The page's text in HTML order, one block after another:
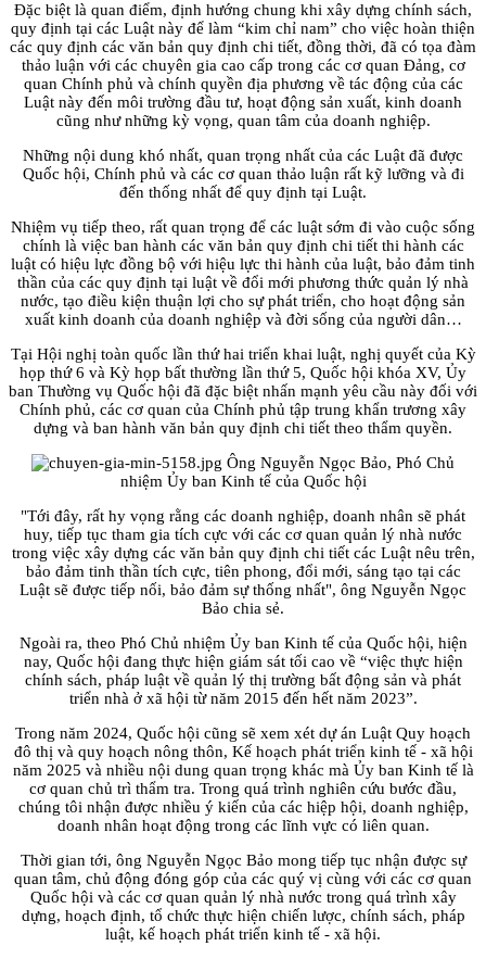
Đặc biệt là quan điểm, định hướng chung khi xây dựng chính sách,
quy định tại các Luật này để làm “kim chỉ nam” cho việc hoàn thiện
các quy định các văn bản quy định chi tiết, đồng thời, đã có tọa đàm
thảo luận với các chuyên gia cao cấp trong các cơ quan Đảng, cơ
quan Chính phủ và chính quyền địa phương về tác động của các
Luật này đến môi trường đầu tư, hoạt động sản xuất, kinh doanh
cũng như những kỳ vọng, quan tâm của doanh nghiệp.
Những nội dung khó nhất, quan trọng nhất của các Luật đã được
Quốc hội, Chính phủ và các cơ quan thảo luận rất kỹ lưỡng và đi
đến thống nhất để quy định tại Luật.
Nhiệm vụ tiếp theo, rất quan trọng để các luật sớm đi vào cuộc sống
chính là việc ban hành các văn bản quy định chi tiết thi hành các
luật có hiệu lực đồng bộ với hiệu lực thi hành của luật, bảo đảm tinh
thần của các quy định tại luật về đổi mới phương thức quản lý nhà
nước, tạo điều kiện thuận lợi cho sự phát triển, cho hoạt động sản
xuất kinh doanh của doanh nghiệp và đời sống của người dân…
Tại Hội nghị toàn quốc lần thứ hai triển khai luật, nghị quyết của Kỳ
họp thứ 6 và Kỳ họp bất thường lần thứ 5, Quốc hội khóa XV, Ủy
ban Thường vụ Quốc hội đã đặc biệt nhấn mạnh yêu cầu này đối với
Chính phủ, các cơ quan của Chính phủ tập trung khẩn trương xây
dựng và ban hành văn bản quy định chi tiết theo thẩm quyền.
Ông Nguyễn Ngọc Bảo, Phó Chủ
nhiệm Ủy ban Kinh tế của Quốc hội
"Tới đây, rất hy vọng rằng các doanh nghiệp, doanh nhân sẽ phát
huy, tiếp tục tham gia tích cực với các cơ quan quản lý nhà nước
trong việc xây dựng các văn bản quy định chi tiết các Luật nêu trên,
bảo đảm tinh thần tích cực, tiên phong, đổi mới, sáng tạo tại các
Luật sẽ được tiếp nối, bảo đảm sự thống nhất", ông Nguyễn Ngọc
Bảo chia sẻ.
Ngoài ra, theo Phó Chủ nhiệm Ủy ban Kinh tế của Quốc hội, hiện
nay, Quốc hội đang thực hiện giám sát tối cao về “việc thực hiện
chính sách, pháp luật về quản lý thị trường bất động sản và phát
triển nhà ở xã hội từ năm 2015 đến hết năm 2023”.
Trong năm 2024, Quốc hội cũng sẽ xem xét dự án Luật Quy hoạch
đô thị và quy hoạch nông thôn, Kế hoạch phát triển kinh tế - xã hội
năm 2025 và nhiều nội dung quan trọng khác mà Ủy ban Kinh tế là
cơ quan chủ trì thẩm tra. Trong quá trình nghiên cứu bước đầu,
chúng tôi nhận được nhiều ý kiến của các hiệp hội, doanh nghiệp,
doanh nhân hoạt động trong các lĩnh vực có liên quan.
Thời gian tới, ông Nguyễn Ngọc Bảo mong tiếp tục nhận được sự
quan tâm, chủ động đóng góp của các quý vị cùng với các cơ quan
Quốc hội và các cơ quan quản lý nhà nước trong quá trình xây
dựng, hoạch định, tổ chức thực hiện chiến lược, chính sách, pháp
luật, kế hoạch phát triển kinh tế - xã hội.